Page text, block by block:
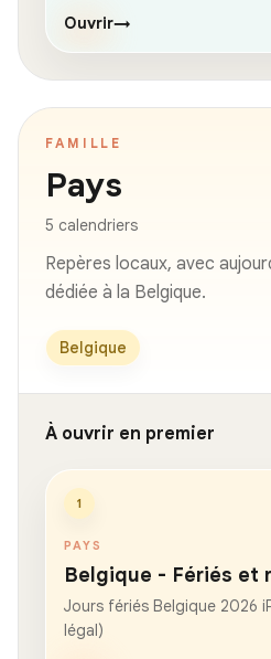
Ouvrir→
FAMILLE
Pays
5 calendriers
Repères locaux, avec
dédiée à la Belgique.
Belgique
À ouvrir en premier
1
PAYS
Belgique - Fériés et
Jours fériés Belgique 2026
légal)